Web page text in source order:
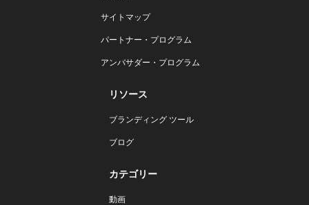
サイトマップ
パートナー・プログラム
アンバサダー・プログラム
リソース
ブランディング ツール
ブログ
カテゴリー
動画